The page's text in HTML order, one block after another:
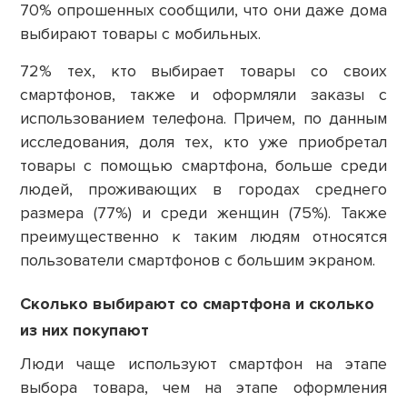
70% опрошенных сообщили, что они даже дома
выбирают товары с мобильных.
72% тех, кто выбирает товары со своих
смартфонов, также и оформляли заказы с
использованием телефона. Причем, по данным
исследования, доля тех, кто уже приобретал
товары с помощью смартфона, больше среди
людей, проживающих в городах среднего
размера (77%) и среди женщин (75%). Также
преимущественно к таким людям относятся
пользователи смартфонов с большим экраном.
Сколько выбирают со смартфона и сколько
из них покупают
Люди чаще используют смартфон на этапе
выбора товара, чем на этапе оформления